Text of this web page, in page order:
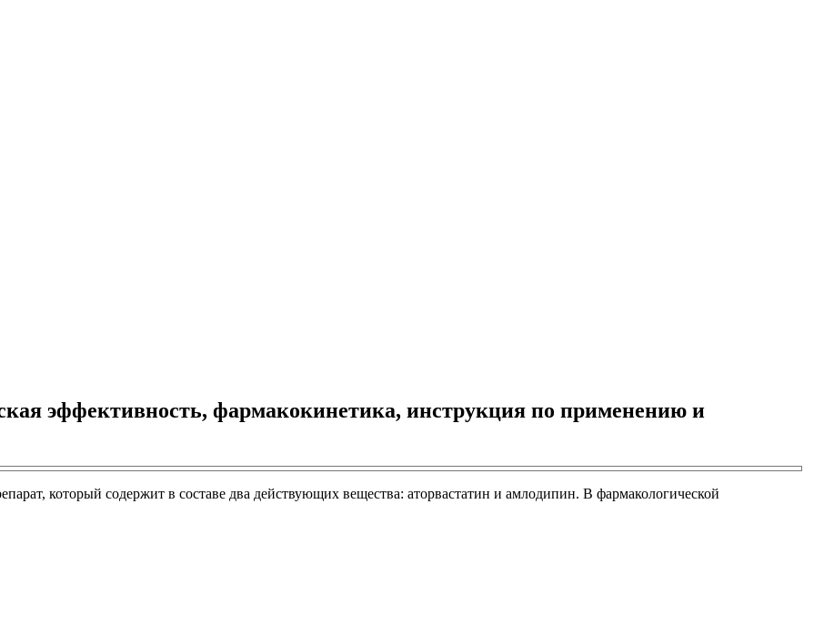
эффективность, фармакокинетика, инструкция по применению и
который содержит в составе два действующих вещества: аторвастатин и амлодипин. В фармакологической